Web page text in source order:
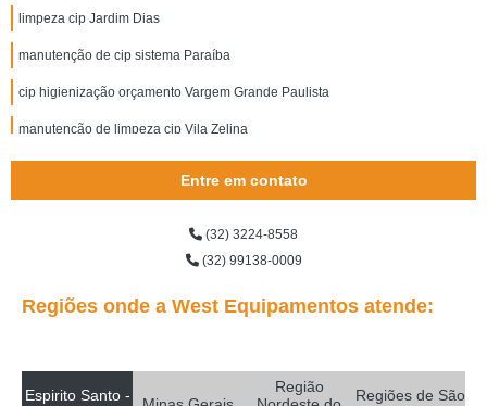
limpeza cip Jardim Dias
manutenção de cip sistema Paraíba
cip higienização orçamento Vargem Grande Paulista
manutenção de limpeza cip Vila Zelina
limpeza cip e cop valor VL MATIAS
sistema de limpeza cip Vila Esperança
cip limpeza Divisa Alegre
sistema de limpeza cip valor Salvador
Entre em contato
(32) 3224-8558
(32) 99138-0009
Regiões onde a West Equipamentos atende:
Espirito Santo -
Região
Regiões de São